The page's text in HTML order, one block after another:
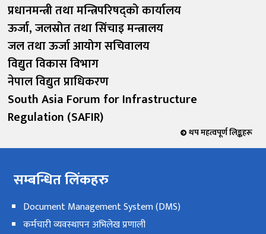
प्रधानमन्त्री तथा मन्त्रिपरिषद्को कार्यालय
ऊर्जा, जलस्रोत तथा सिंचाइ मन्त्रालय
जल तथा ऊर्जा आयोग सचिवालय
विद्युत विकास विभाग
नेपाल विद्युत प्राधिकरण
South Asia Forum for Infrastructure
Regulation (SAFIR)
थप महत्वपूर्ण लिङ्कहरू
सम्बन्धित लिंकहरु
Document Management System (DMS)
कर्मचारी व्यवस्थापन अभिलेख प्रणाली